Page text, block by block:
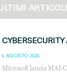
ARTICOLI
6 AGOSTO 2026